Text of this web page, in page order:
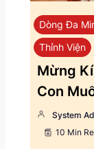
Dòng Đa
Thỉnh Viện
Mừng
Con
System
10 Min